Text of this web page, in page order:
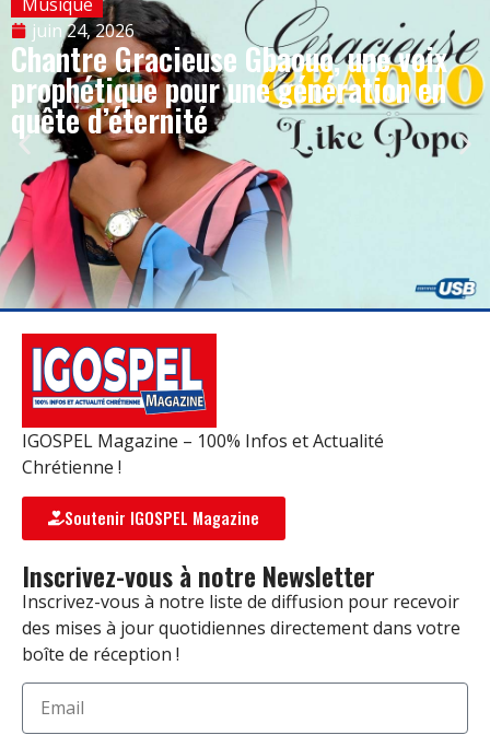
juin 24, 2026
Chantre Gracieuse Gbaouo, une voix
prophétique pour une génération en
quête d’éternité
IGOSPEL Magazine – 100% Infos et Actualité
Chrétienne !
Soutenir IGOSPEL Magazine
Inscrivez-vous à notre Newsletter
Inscrivez-vous à notre liste de diffusion pour recevoir
des mises à jour quotidiennes directement dans votre
boîte de réception !